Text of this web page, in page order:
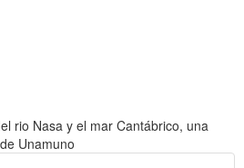
rio Nasa y el mar Cantábrico, una
Unamuno